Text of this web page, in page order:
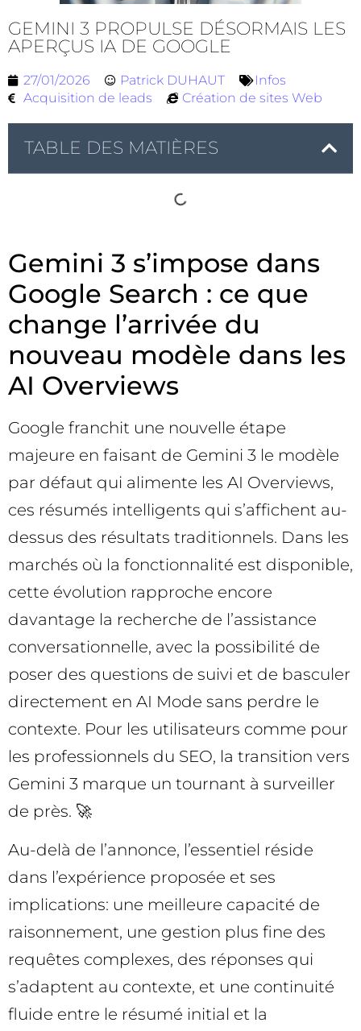
GEMINI 3 PROPULSE DÉSORMAIS LES
APERÇUS IA DE GOOGLE
27/01/2026 Patrick DUHAUT
Infos
Acquisition de leads
Création de sites Web
TABLE DES MATIÈRES
Gemini 3 s’impose dans
Google Search : ce que
change l’arrivée du
nouveau modèle dans les
AI Overviews
Google franchit une nouvelle étape
majeure en faisant de Gemini 3 le modèle
par défaut qui alimente les AI Overviews,
ces résumés intelligents qui s’affichent au-
dessus des résultats traditionnels. Dans les
marchés où la fonctionnalité est disponible,
cette évolution rapproche encore
davantage la recherche de l’assistance
conversationnelle, avec la possibilité de
poser des questions de suivi et de basculer
directement en AI Mode sans perdre le
contexte. Pour les utilisateurs comme pour
les professionnels du SEO, la transition vers
Gemini 3 marque un tournant à surveiller
de près. 🚀
Au-delà de l’annonce, l’essentiel réside
dans l’expérience proposée et ses
implications: une meilleure capacité de
raisonnement, une gestion plus fine des
requêtes complexes, des réponses qui
s’adaptent au contexte, et une continuité
fluide entre le résumé initial et la